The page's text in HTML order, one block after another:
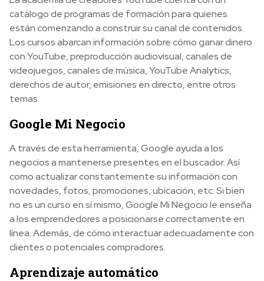
catálogo de programas de formación para quienes
están comenzando a construir su canal de contenidos.
Los cursos abarcan información sobre cómo ganar dinero
con YouTube, preproducción audiovisual, canales de
videojuegos, canales de música, YouTube Analytics,
derechos de autor, emisiones en directo, entre otros
temas.
Google Mi Negocio
A través de esta herramienta, Google ayuda a los
negocios a mantenerse presentes en el buscador. Así
como actualizar constantemente su información con
novedades, fotos, promociones, ubicación, etc. Si bien
no es un curso en sí mismo, Google Mi Negocio le enseña
a los emprendedores a posicionarse correctamente en
línea. Además, de cómo interactuar adecuadamente con
clientes o potenciales compradores.
Aprendizaje automático